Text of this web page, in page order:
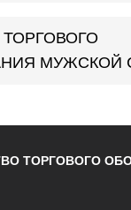
МУЖСКОЙ
ТОРГОВОГО